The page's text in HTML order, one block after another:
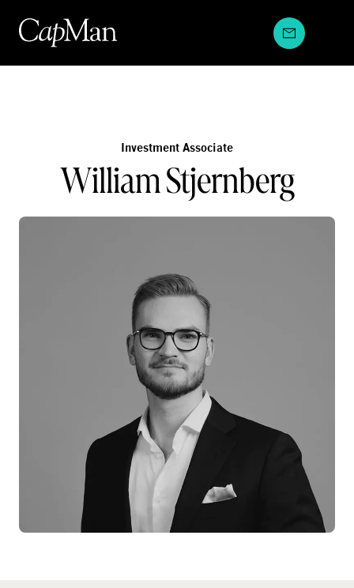
sisältöön
Investment Associate
William Stjernberg